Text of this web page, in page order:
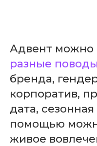
Адвент можно
разные поводы
бренда,
корпоратив,
дата,
помощью
живое